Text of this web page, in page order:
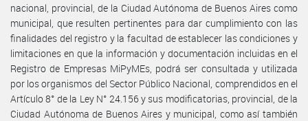
nacional, provincial, de la Ciudad Autónoma de Buenos Aires como
municipal, que resulten pertinentes para dar cumplimiento con las
finalidades del registro y la facultad de establecer las condiciones y
limitaciones en que la información y documentación incluidas en el
Registro de Empresas MiPyMEs, podrá ser consultada y utilizada
por los organismos del Sector Público Nacional, comprendidos en el
Artículo 8° de la Ley N° 24.156 y sus modificatorias, provincial, de la
Ciudad Autónoma de Buenos Aires y municipal, como así también